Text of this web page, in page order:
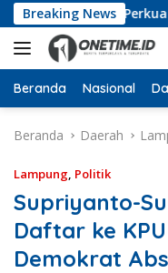
Langsung
ke
konten
Breaking News
Barat, Perkuat Sinergi
Beranda Nasional
Beranda Daerah
Lampung, Politik
Supriyanto-
Daftar ke
Demokrat